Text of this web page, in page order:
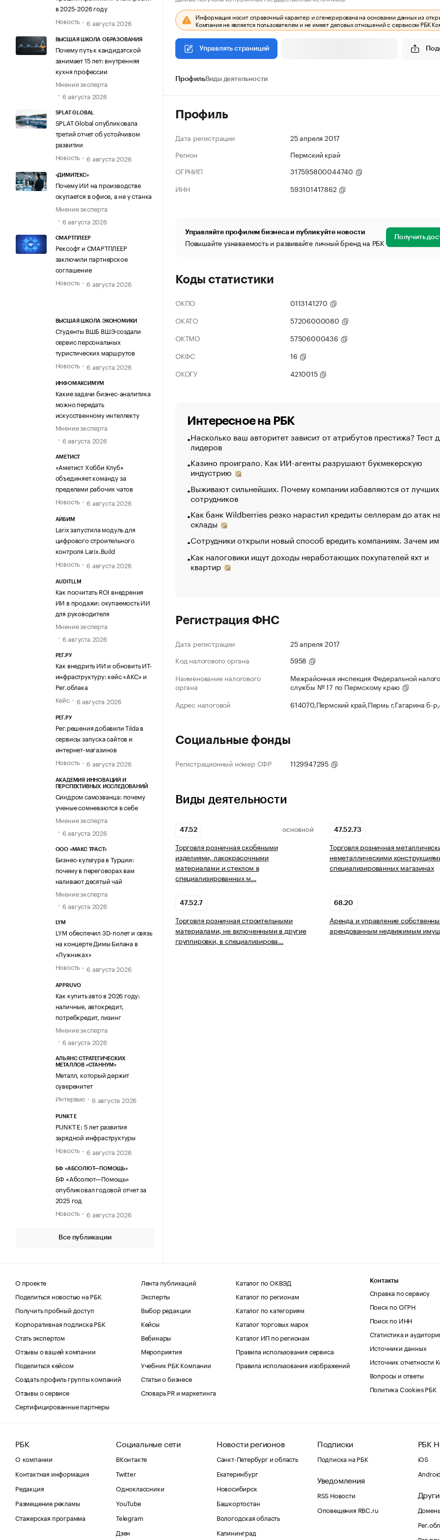
в 2025-2026 году
Новость
6 августа 2026
ВЫСШАЯ ШКОЛА ОБРАЗОВАНИЯ
Почему путь к кандидатской
занимает 15 лет: внутренняя
кухня профессии
Мнение эксперта
6 августа 2026
SPLAT GLOBAL
SPLAT Global опубликовала
третий отчет об устойчивом
развитии
Новость
6 августа 2026
«ДИМИТЕКС»
Почему ИИ на производстве
окупается в офисе, а не у станка
Мнение эксперта
6 августа 2026
СМАРТПЛЕЕР
Рексофт и СМАРТПЛЕЕР
заключили партнерское
соглашение
Новость
6 августа 2026
ВЫСШАЯ ШКОЛА ЭКОНОМИКИ
Студенты ВШБ ВШЭ создали
сервис персональных
туристических маршрутов
Новость
6 августа 2026
ИНФОМАКСИМУМ
Какие задачи бизнес-аналитика
можно передать
искусственному интеллекту
Мнение эксперта
6 августа 2026
АМЕТИСТ
«Аметист Хобби Клуб»
объединяет команду за
пределами рабочих чатов
Новость
6 августа 2026
АЙБИМ
Larix запустила модуль для
цифрового строительного
контроля Larix.Build
Новость
6 августа 2026
AUDITLLM
Как посчитать ROI внедрения
ИИ в продажи: окупаемость ИИ
для руководителя
Мнение эксперта
6 августа 2026
РЕГ.РУ
Как внедрить ИИ и обновить ИТ-
инфраструктуру: кейс «АКС» и
Рег.облака
Кейс
6 августа 2026
РЕГ.РУ
Рег.решения добавили Tilda в
сервисы запуска сайтов и
интернет-магазинов
Новость
6 августа 2026
АКАДЕМИЯ ИННОВАЦИЙ И
ПЕРСПЕКТИВНЫХ ИССЛЕДОВАНИЙ
Синдром самозванца: почему
ученые сомневаются в себе
Мнение эксперта
6 августа 2026
ООО «МАКС ТРАСТ»
Бизнес-культура в Турции:
почему в переговорах вам
наливают десятый чай
Мнение эксперта
6 августа 2026
LYM
LYM обеспечил 3D-полет и связь
на концерте Димы Билана в
«Лужниках»
Новость
6 августа 2026
APPRUVO
Как купить авто в 2026 году:
наличные, автокредит,
потребкредит, лизинг
Мнение эксперта
6 августа 2026
АЛЬЯНС СТРАТЕГИЧЕСКИХ
МЕТАЛЛОВ «СТАННУМ»
Металл, который держит
суверенитет
Интервью
6 августа 2026
PUNKT E
PUNKT E: 5 лет развития
зарядной инфраструктуры
Новость
6 августа 2026
БФ «АБСОЛЮТ—ПОМОЩЬ»
БФ «Абсолют—Помощь»
опубликовал годовой отчет за
2025 год
Новость
6 августа 2026
Все публикации
Информация носит справочный характер и сгенерирована на основании данных из
Компания не является пользователем и не имеет деловых отношений с сервисом РБК
Управлять страницей
ПрофильВиды деятельности
Профиль
Дата регистрации
25 апреля 2017
Регион
Пермский край
ОГРНИП
317595800044740
ИНН
593101417862
Управляйте профилем бизнеса и публикуйте новости
Повышайте узнаваемость и развивайте личный бренд на РБК Получить
Коды статистики
ОКПО
0113141270
ОКАТО
57206000080
ОКТМО
57506000436
ОКФС
16
ОКОГУ
4210015
Интересное на РБК
Насколько ваш авторитет зависит от атрибутов престижа? Тест
лидеров
Казино проиграло. Как ИИ-агенты разрушают букмекерскую
индустрию
Выживают сильнейших. Почему компании избавляются от лучших
сотрудников
Как банк Wildberries резко нарастил кредиты селлерам до атак
склады
Сотрудники открыли новый способ вредить компаниям. Зачем
Как налоговики ищут доходы неработающих покупателей яхт и
квартир
Регистрация ФНС
Дата регистрации
25 апреля 2017
Код налогового органа
5958
Наименование налогового
органа
Межрайонная инспекция Федеральной
службы № 17 по Пермскому краю
Адрес налоговой
614070,Пермский край,Пермь г,Гагарина б-
Социальные фонды
Регистрационный номер СФР 1129947295
Виды деятельности
47.52 ОСНОВНОЙ
Торговля розничная скобяными
изделиями, лакокрасочными
материалами и стеклом в
специализированных м…
47.52.73
Торговля розничная
неметаллическими
специализированных магазинах
47.52.7
Торговля розничная строительными
материалами, не включенными в другие
группировки, в специализирова…
68.20
Аренда и управление
арендованным недвижимым
О проекте
Поделиться новостью на РБК
Получить пробный доступ
Корпоративная подписка РБК
Стать экспертом
Отзывы о вашей компании
Поделиться кейсом
Создать профиль группы компаний
Отзывы о сервисе
Сертифицированные партнеры
Лента публикаций
Эксперты
Выбор редакции
Кейсы
Вебинары
Мероприятия
Учебник РБК Компании
Статьи о бизнесе
Словарь PR и маркетинга
Каталог по ОКВЭД
Каталог по регионам
Каталог по категориям
Каталог торговых марок
Каталог ИП по регионам
Правила использования сервиса
Правила использования изображений
Контакты
Справка по сервису
Поиск по ОГРН
Поиск по ИНН
Статистика и
Источники данных
Источник отчетности
Вопросы и ответы
Политика Cookies РБК
РБК
О компании
Контактная информация
Редакция
Размещение рекламы
Стажерская программа
Социальные сети
ВКонтакте
Twitter
Одноклассники
YouTube
Telegram
Дзен
Новости регионов
Санкт-Петербург и область
Екатеринбург
Новосибирск
Башкортостан
Вологодская область
Калининград
Подписки
Подписка на РБК
Уведомления
RSS Новости
Оповещения RBC.ru
РБК
iOS